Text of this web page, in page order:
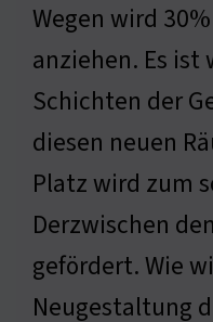
Wegen wird
anziehen. Es ist
Schichten der
diesen neuen
Platz wird zum
Derzwischen
gefördert. Wie
Neugestaltung